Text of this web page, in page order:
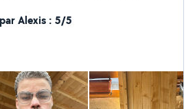
Alexis : 5/5